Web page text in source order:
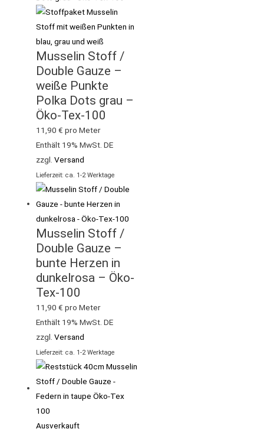
Musselin Stoff /
Double Gauze –
weiße Punkte
Polka Dots grau –
Öko-Tex-100
11,90€ pro Meter
Enthält 19% MwSt. DE
zzgl.Versand
Lieferzeit: ca. 1-2 Werktage
Musselin Stoff /
Double Gauze –
bunte Herzen in
dunkelrosa – Öko-
Tex-100
11,90€ pro Meter
Enthält 19% MwSt. DE
zzgl.Versand
Lieferzeit: ca. 1-2 Werktage
Ausverkauft